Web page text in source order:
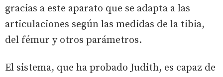
gracias a este aparato que se adapta a las
articulaciones según las medidas de la tibia,
del fémur y otros parámetros.
El sistema, que ha probado Judith, es capaz de